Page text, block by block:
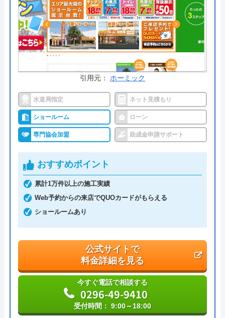
人にも安心です。
公式サイトで
料金詳細を見る
今すぐ電話で相談する
0280-33-7802
受付時間： 8:00～17:00
株式会社Kリフォーム の基本情報
運営会社 株式会社Kリフォ―ム
代表者 関知明
創業・設立 ―
本社所在地
〒306-0011
茨城県古河市東４丁目１−２５
引用元： ホーミック
水道局指定 ネット見積もり
ショールーム ローン
専門協会加盟 助成金申請サポート
おすすめポイント
累計1万件以上の施工実績
Web予約からの来店でQUOカードがもらえる
ショールームあり
公式サイトで
料金詳細を見る
今すぐ電話で相談する
0296-49-9410
受付時間： 9:00～18:00